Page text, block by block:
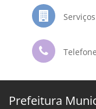
Prefeitura